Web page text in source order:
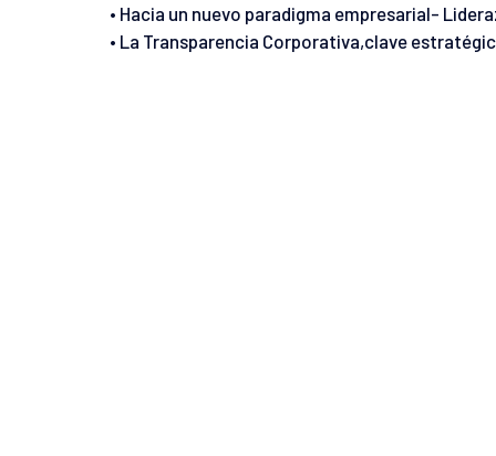
• Hacia un nuevo paradigma empresarial-
• La Transparencia Corporativa,clave